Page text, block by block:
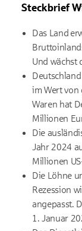
Steckbrief
Das Land
Und wächst
im Wert von
Waren hat
Millionen
Die
Jahr 2024
Millionen
Die Löhne
Rezession
angepasst.
1. Januar